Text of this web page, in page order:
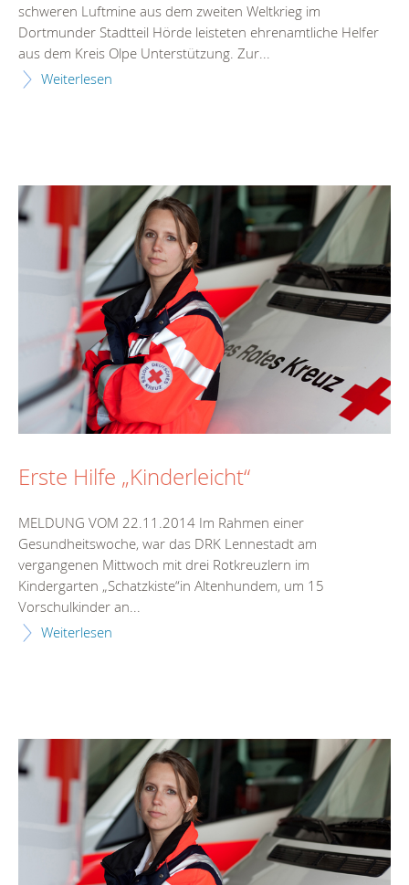
schweren Luftmine aus dem zweiten Weltkrieg im
Dortmunder Stadtteil Hörde leisteten ehrenamtliche Helfer
aus dem Kreis Olpe Unterstützung. Zur...
Weiterlesen
Erste Hilfe „Kinderleicht“
MELDUNG VOM 22.11.2014 Im Rahmen einer
Gesundheitswoche, war das DRK Lennestadt am
vergangenen Mittwoch mit drei Rotkreuzlern im
Kindergarten „Schatzkiste“in Altenhundem, um 15
Vorschulkinder an...
Weiterlesen